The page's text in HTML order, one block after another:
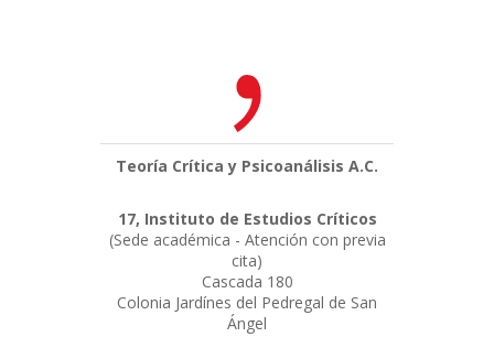
Teoría Crítica y Psicoanálisis A.C.
17, Instituto de Estudios Críticos
(Sede académica - Atención con previa
cita)
Cascada 180
Colonia Jardínes del Pedregal de San
Ángel